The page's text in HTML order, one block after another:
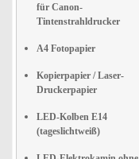
für Canon-
Tintenstrahldrucker
A4 Fotopapier
Kopierpapier / Laser-
Druckerpapier
LED-Kolben E14
(tageslichtweiß)